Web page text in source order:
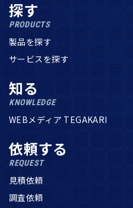
探す
PRODUCTS
製品を探す
サービスを探す
知る
KNOWLEDGE
WEBメディア TEGAKARI
依頼する
REQUEST
見積依頼
調査依頼